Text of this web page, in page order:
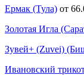
Ермак (Тула) от
Золотая Игла
Зувей+ (Zuvei)
Ивановский